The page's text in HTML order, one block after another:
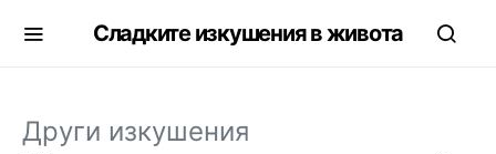
Сладките изкушения в живота
Други изкушения